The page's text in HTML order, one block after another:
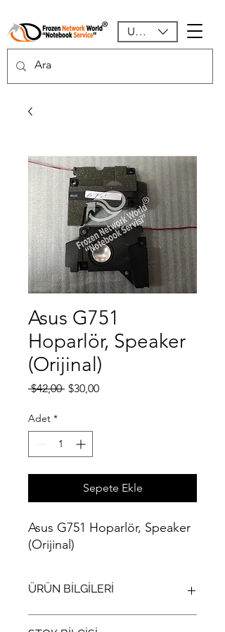
USD ($)
Asus G751
Hoparlör, Speaker
(Orijinal)
$42,00 Normal
$30,00İndirimli
Adet *
Sepete Ekle
Asus G751 Hoparlör, Speaker
(Orijinal)
ÜRÜN BİLGİLERİ